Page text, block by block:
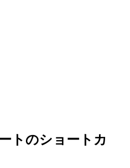
トのショートカ